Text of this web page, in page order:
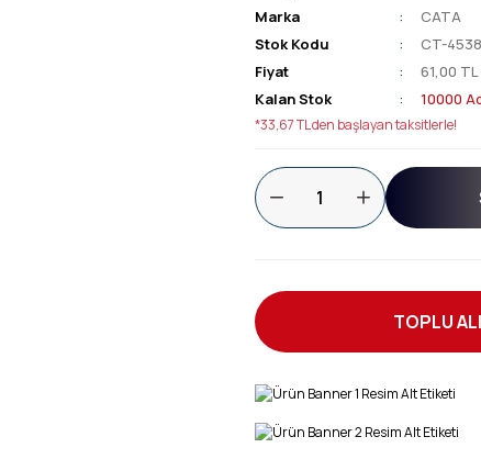
Marka
CATA
Stok Kodu
CT-
Fiyat
61,00 TL
Kalan Stok
10000
*33,67 TL den başlayan taksitlerle!
TOPLU